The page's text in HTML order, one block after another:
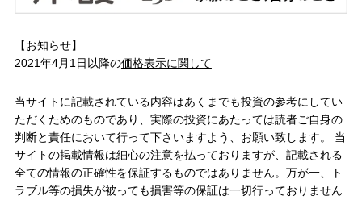
【お知らせ】
2021年4月1日以降の価格表示に関して
当サイトに記載されている内容はあくまでも投資の参考にしてい
ただくためのものであり、実際の投資にあたっては読者ご自身の
判断と責任において行って下さいますよう、お願い致します。 当
サイトの掲載情報は細心の注意を払っておりますが、記載される
全ての情報の正確性を保証するものではありません。万が一、ト
ラブル等の損失が被っても損害等の保証は一切行っておりません